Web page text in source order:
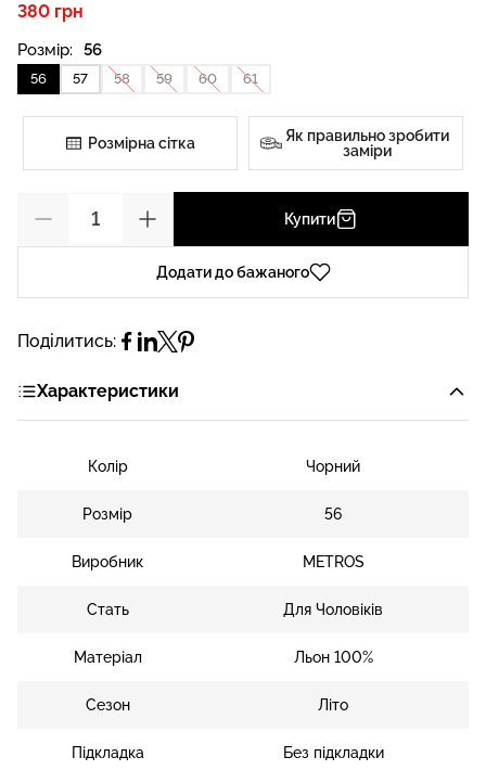
380 грн
Розмір: 56
56 57 58 59 60 61
Розмірна сітка
Як правильно зробити
заміри
Купити
Додати до бажаного
Поділитись:
Характеристики
Колір Чорний
Розмір 56
Виробник METROS
Стать Для Чоловіків
Матеріал Льон 100%
Сезон Літо
Підкладка Без підкладки